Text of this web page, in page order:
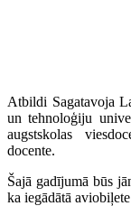
Atbildi Sagatavoja
un tehnoloģiju
augstskolas
docente.
Šajā gadījumā būs
ka iegādātā